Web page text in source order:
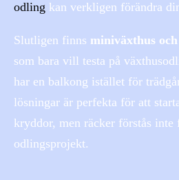
odling kan verkligen förändra
Slutligen finns miniväxthus
som bara vill testa på
har en balkong istället för
lösningar är perfekta för att
kryddor, men räcker förstås inte
odlingsprojekt.